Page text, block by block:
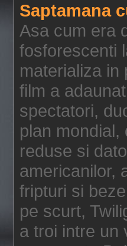
Saptamana
Asa cum era
fosforescenti
materializa in
film a
spectatori,
plan
reduse si
americanilor,
fripturi si
pe scurt,
a troi intre un